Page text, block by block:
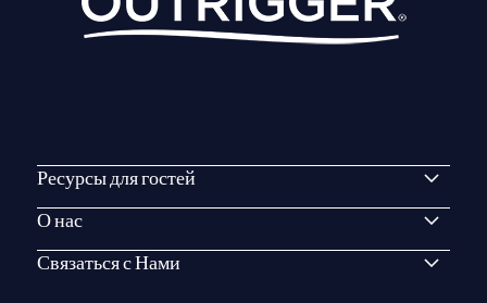
Ресурсы для гостей
О нас
Связаться с Нами